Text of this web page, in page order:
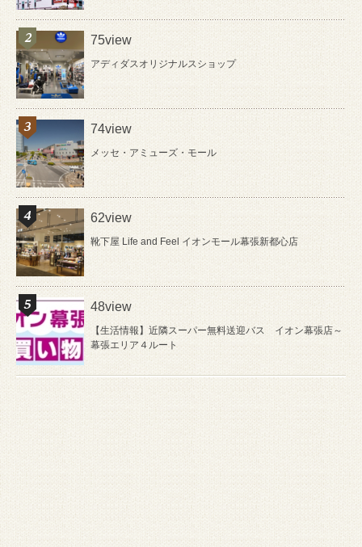
75view
アディダスオリジナルスショップ
74view
メッセ・アミューズ・モール
62view
靴下屋 Life and Feel イオンモール幕張新都心店
48view
【生活情報】近隣スーパー無料送迎バス イオン幕張店～
幕張エリア４ルート